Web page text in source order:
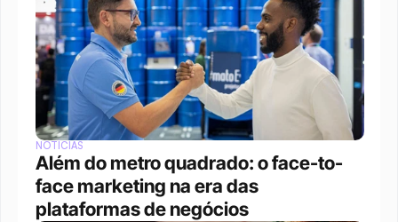
NOTÍCIAS
Além do metro quadrado: o face-to-
face marketing na era das
plataformas de negócios